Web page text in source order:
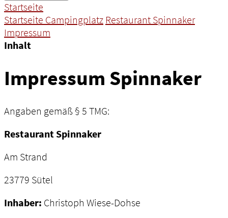
Startseite
Startseite Campingplatz Restaurant Spinnaker
Impressum
Inhalt
Impressum Spinnaker
Angaben gemäß § 5 TMG:
Restaurant Spinnaker
Am Strand
23779 Sütel
Inhaber: Christoph Wiese-Dohse